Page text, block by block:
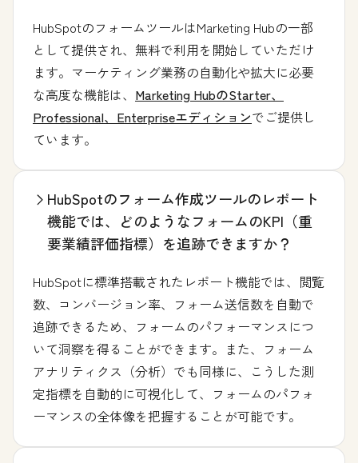
HubSpotのフォームツールはMarketing Hubの一部
として提供され、無料で利用を開始していただけ
ます。マーケティング業務の自動化や拡大に必要
な高度な機能は、 Marketing HubのStarter、
Professional、Enterpriseエディションでご提供し
ています。
HubSpotのフォーム作成ツールのレポート
機能では、どのようなフォームのKPI（重
要業績評価指標）を追跡できますか？
HubSpotに標準搭載されたレポート機能では、閲覧
数、コンバージョン率、フォーム送信数を自動で
追跡できるため、フォームのパフォーマンスにつ
いて洞察を得ることができます。また、フォーム
アナリティクス（分析）でも同様に、こうした測
定指標を自動的に可視化して、フォームのパフォ
ーマンスの全体像を把握することが可能です。